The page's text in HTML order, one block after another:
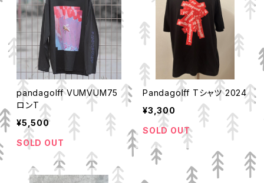
pandagolff VUMVUM75
ロンT
¥5,500
SOLD OUT
Pandagolff Tシャツ 2024
¥3,300
SOLD OUT